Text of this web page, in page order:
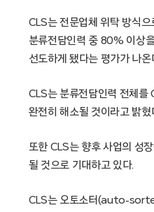
CLS는 전문업체 위탁 방식
분류전담인력 중 80% 이상
선도하게 됐다는 평가가 나온
CLS는 분류전담인력 전체를
완전히 해소될 것이라고 밝혔
또한 CLS는 향후 사업의 성
될 것으로 기대하고 있다.
CLS는 오토소터(auto-